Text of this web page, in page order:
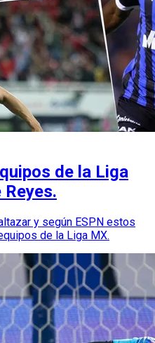
de la Liga
Reyes.
y según ESPN estos
de la Liga MX.